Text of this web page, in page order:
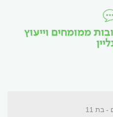
ממומחים וייעוץ
בת 11